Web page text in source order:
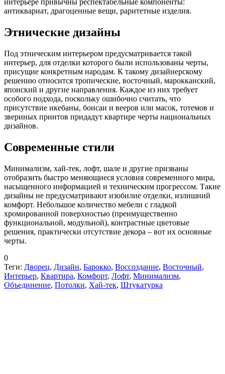
интерьере привычны респектабельные компоненты:
антиквариат, драгоценные вещи, раритетные изделия.
Этнические дизайны
Под этническим интерьером предусматривается такой
интерьер, для отделки которого были использованы черты,
присущие конкретным народам. К такому дизайнерскому
решению относится тропические, восточный, марокканский,
японский и другие направления. Каждое из них требует
особого подхода, поскольку ошибочно считать, что
присутствие икебаны, бонсаи и вееров или масок, тотемов и
звериных принтов придадут квартире черты национальных
дизайнов.
Современные стили
Минимализм, хай-тек, лофт, шале и другие призваны
отобразить быстро меняющиеся условия современного мира,
насыщенного информацией и техническим прогрессом. Такие
дизайны не предусматривают изобилие отделки, излишний
комфорт. Небольшое количество мебели с гладкой
хромированной поверхностью (преимущественно
функциональной, модульной), контрастные цветовые
решения, практически отсутствие декора – вот их основные
черты.
0
Теги: Дворец, Дизайн, Барокко, Воссоздание, Восточный,
Интерьер, Квартира, Комфорт, Лофт, Минимализм,
Объединение, Потолки, Хай-тек, Штукатурка